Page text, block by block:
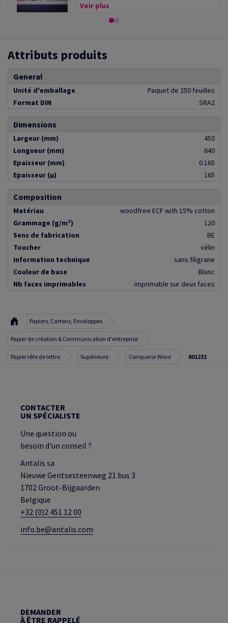
Voir plus
Attributs produits
General
Unité d'emballage
Paquet de 250 feuilles
Format DIN
SRA2
Dimensions
Largeur (mm)
450
Longueur (mm)
640
Epaisseur (mm)
0.165
Epaisseur (µ)
165
Composition
Matériau
woodfree ECF with 15% cotton
Grammage (g/m²)
120
Sens de fabrication
BE
Toucher
vélin
Information technique
sans filigrane
Couleur de base
Blanc
Nb faces imprimables
imprimable sur deux faces
Papiers, Cartons, Enveloppes
Papier de création & Communication d'entreprise
Papier tête de lettre Supérieure Conqueror Wove 601231
CONTACTER
UN SPÉCIALISTE
Une question ou
besoin d'un conseil ?
Antalis sa
Nieuwe Gentsesteenweg 21 bus 3
1702 Groot-Bijgaarden
Belgique
+32 (0)2 451 12 00
info.be@antalis.com
DEMANDER
À ÊTRE RAPPELÉ